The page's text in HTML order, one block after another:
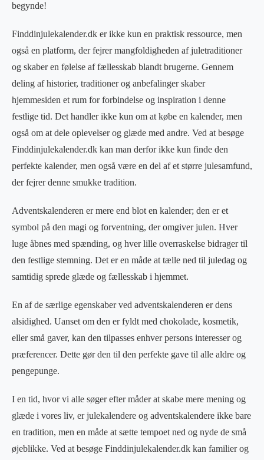
begynde!
Finddinjulekalender.dk er ikke kun en praktisk ressource, men
også en platform, der fejrer mangfoldigheden af juletraditioner
og skaber en følelse af fællesskab blandt brugerne. Gennem
deling af historier, traditioner og anbefalinger skaber
hjemmesiden et rum for forbindelse og inspiration i denne
festlige tid. Det handler ikke kun om at købe en kalender, men
også om at dele oplevelser og glæde med andre. Ved at besøge
Finddinjulekalender.dk kan man derfor ikke kun finde den
perfekte kalender, men også være en del af et større julesamfund,
der fejrer denne smukke tradition.
Adventskalenderen er mere end blot en kalender; den er et
symbol på den magi og forventning, der omgiver julen. Hver
luge åbnes med spænding, og hver lille overraskelse bidrager til
den festlige stemning. Det er en måde at tælle ned til juledag og
samtidig sprede glæde og fællesskab i hjemmet.
En af de særlige egenskaber ved adventskalenderen er dens
alsidighed. Uanset om den er fyldt med chokolade, kosmetik,
eller små gaver, kan den tilpasses enhver persons interesser og
præferencer. Dette gør den til den perfekte gave til alle aldre og
pengepunge.
I en tid, hvor vi alle søger efter måder at skabe mere mening og
glæde i vores liv, er julekalendere og adventskalendere ikke bare
en tradition, men en måde at sætte tempoet ned og nyde de små
øjeblikke. Ved at besøge Finddinjulekalender.dk kan familier og